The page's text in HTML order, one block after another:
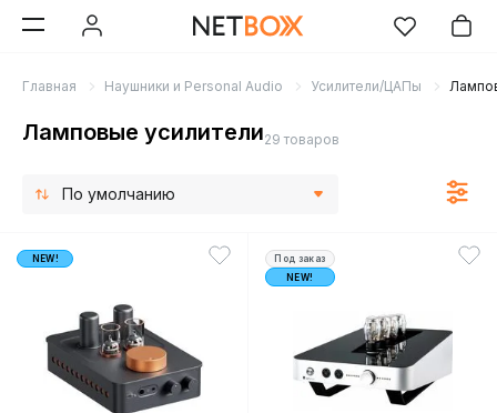
Главная Наушники и Personal Audio Усилители/ЦАПы
Ламповые усилители29 товаров
По умолчанию
NEW!
Под заказ
NEW!